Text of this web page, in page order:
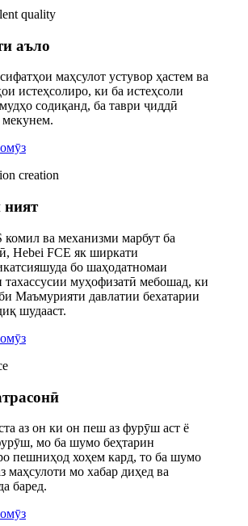
аъло
маҳсулот устувор ҳастем ва
истеҳсолиро, ки ба истеҳсоли
содиқанд, ба таври ҷиддӣ
мекунем.
ният
комил ва механизми марбут ба
Hebei FCE як ширкати
бо шаҳодатномаи
тахассусии муҳофизатӣ мебошад, ки
Маъмурияти давлатии бехатарии
шудааст.
аз он ки он пеш аз фурӯш аст ё
мо ба шумо беҳтарин
пешниҳод хоҳем кард, то ба шумо
маҳсулоти мо хабар диҳед ва
баред.